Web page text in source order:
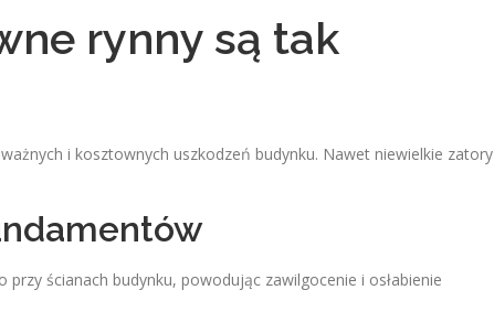
rynny są tak
i kosztownych uszkodzeń budynku. Nawet niewielkie zatory
ścianach budynku, powodując zawilgocenie i osłabienie